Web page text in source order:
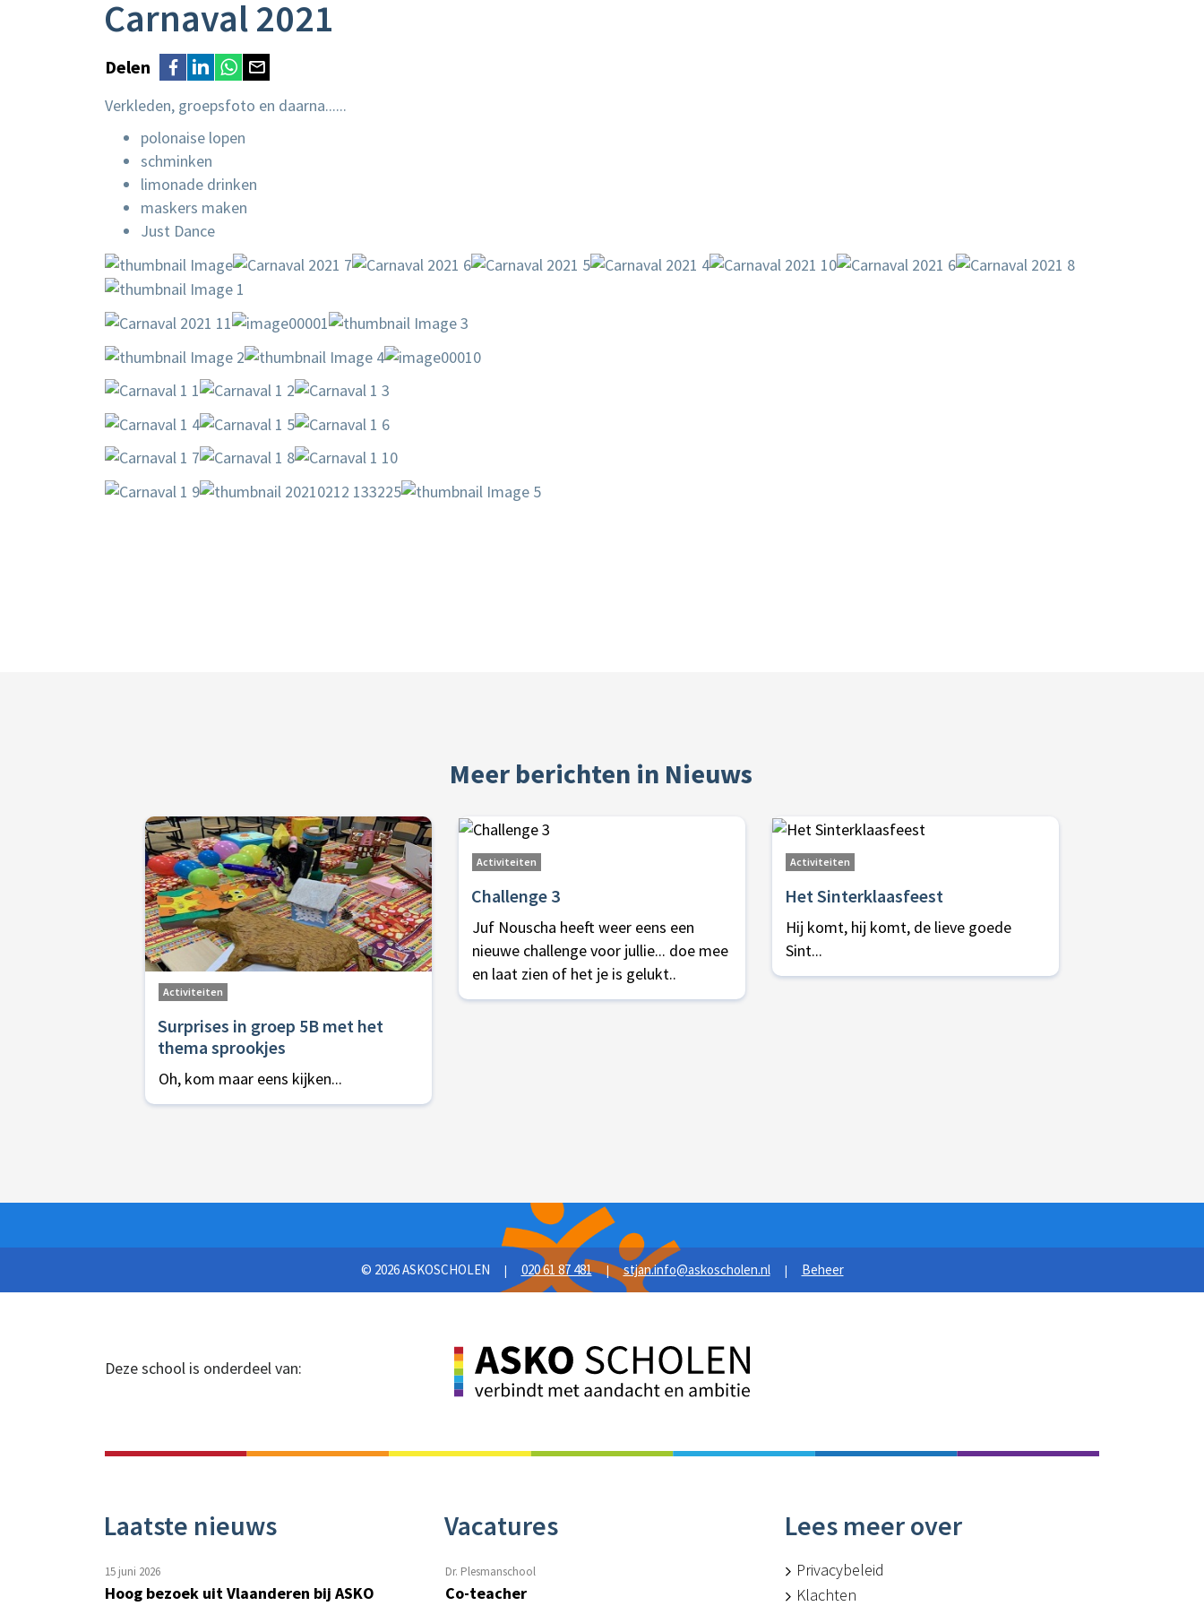
Carnaval 2021
Delen
Verkleden, groepsfoto en daarna......
polonaise lopen
schminken
limonade drinken
maskers maken
Just Dance
Meer berichten in Nieuws
Activiteiten
Surprises in groep 5B met het
thema sprookjes
Oh, kom maar eens kijken...
Activiteiten
Challenge 3
Juf Nouscha heeft weer eens een
nieuwe challenge voor jullie... doe mee
en laat zien of het je is gelukt..
Activiteiten
Het Sinterklaasfeest
Hij komt, hij komt, de lieve goede
Sint...
© 2026 ASKOSCHOLEN | 020 61 87 481 | stjan.info@askoscholen.nl | Beheer
Deze school is onderdeel van:
Laatste nieuws
15 juni 2026
Hoog bezoek uit Vlaanderen bij ASKO
Vacatures
Dr. Plesmanschool
Co-teacher
Lees meer over
Privacybeleid
Klachten